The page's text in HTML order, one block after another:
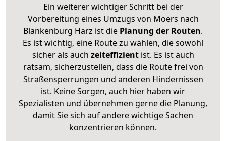
Ein weiterer wichtiger Schritt bei der
Vorbereitung eines Umzugs von Moers nach
Blankenburg Harz ist die Planung der Routen.
Es ist wichtig, eine Route zu wählen, die sowohl
sicher als auch zeiteffizientist. Es ist auch
ratsam, sicherzustellen, dass die Route frei von
Straßensperrungen und anderen Hindernissen
ist. Keine Sorgen, auch hier haben wir
Spezialisten und übernehmen gerne die Planung,
damit Sie sich auf andere wichtige Sachen
konzentrieren können.